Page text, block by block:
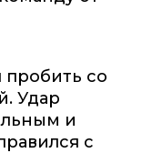
со
Удар
и
с